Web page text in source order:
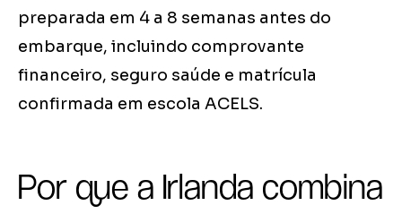
preparada em 4 a 8 semanas antes do
embarque, incluindo comprovante
financeiro, seguro saúde e matrícula
confirmada em escola ACELS.
Por que a Irlanda combina